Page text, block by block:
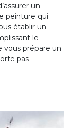
un
peinture qui
établir un
le
vous prépare un
pas